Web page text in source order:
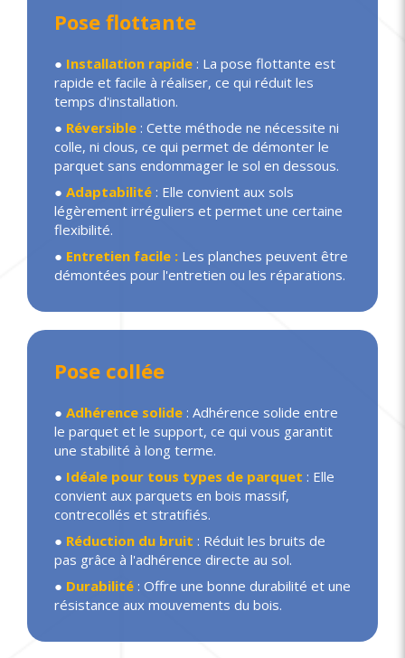
Pose flottante
● Installation rapide : La pose flottante est
rapide et facile à réaliser, ce qui réduit les
temps d'installation.
● Réversible : Cette méthode ne nécessite ni
colle, ni clous, ce qui permet de démonter le
parquet sans endommager le sol en dessous.
● Adaptabilité : Elle convient aux sols
légèrement irréguliers et permet une certaine
flexibilité.
● Entretien facile : Les planches peuvent être
démontées pour l'entretien ou les réparations.
Pose collée
● Adhérence solide : Adhérence solide entre
le parquet et le support, ce qui vous garantit
une stabilité à long terme.
● Idéale pour tous types de parquet : Elle
convient aux parquets en bois massif,
contrecollés et stratifiés.
● Réduction du bruit : Réduit les bruits de
pas grâce à l'adhérence directe au sol.
● Durabilité : Offre une bonne durabilité et une
résistance aux mouvements du bois.